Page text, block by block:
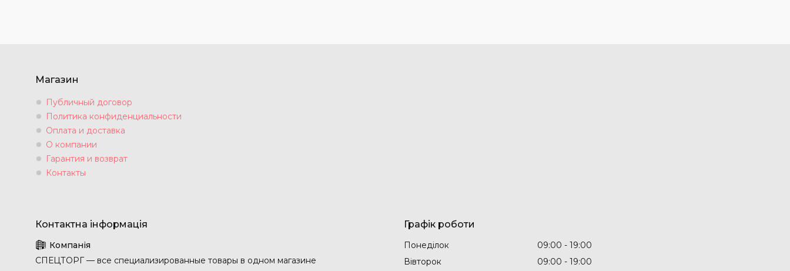
Магазин
Публичный договор
Политика конфиденциальности
Оплата и доставка
О компании
Гарантия и возврат
Контакты
СПЕЦТОРГ — все специализированные товары в одном магазине
Графік роботи
Понеділок 09:00
19:00
Вівторок
09:00 19:00